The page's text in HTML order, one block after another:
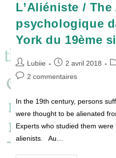
L’Aliéniste /
psychologique
York du 19ème
Auteur/autrice
de
Lubiie
Publication
publiée :
2 avril 2018
Commentaires
2 commentaires
In the 19th century, persons
were thought to be alienated
Experts who studied them
alienists. Au…